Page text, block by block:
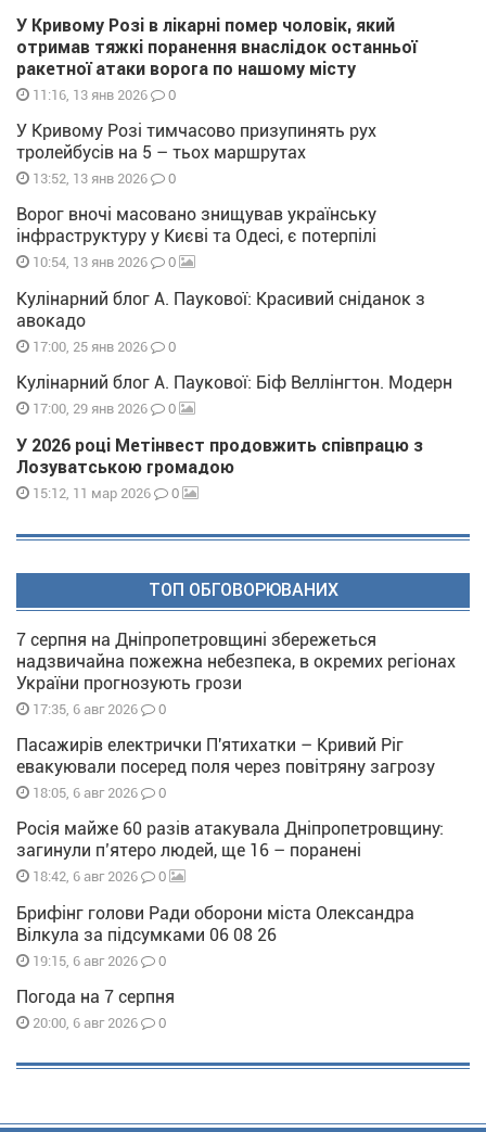
У Кривому Розі в лікарні помер чоловік, який
отримав тяжкі поранення внаслідок останньої
ракетної атаки ворога по нашому місту
11:16, 13 янв 2026 0
У Кривому Розі тимчасово призупинять рух
тролейбусів на 5 – тьох маршрутах
13:52, 13 янв 2026 0
Ворог вночі масовано знищував українську
інфраструктуру у Києві та Одесі, є потерпілі
10:54, 13 янв 2026 0
Кулінарний блог А. Паукової: Красивий сніданок з
авокадо
17:00, 25 янв 2026 0
Кулінарний блог А. Паукової: Біф Веллінгтон. Модерн
17:00, 29 янв 2026 0
У 2026 році Метінвест продовжить співпрацю з
Лозуватською громадою
15:12, 11 мар 2026 0
ТОП ОБГОВОРЮВАНИХ
7 серпня на Дніпропетровщині збережеться
надзвичайна пожежна небезпека, в окремих регіонах
України прогнозують грози
17:35, 6 авг 2026 0
Пасажирів електрички П'ятихатки – Кривий Ріг
евакуювали посеред поля через повітряну загрозу
18:05, 6 авг 2026 0
Росія майже 60 разів атакувала Дніпропетровщину:
загинули п’ятеро людей, ще 16 – поранені
18:42, 6 авг 2026 0
Брифінг голови Ради оборони міста Олександра
Вілкула за підсумками 06 08 26
19:15, 6 авг 2026 0
Погода на 7 серпня
20:00, 6 авг 2026 0